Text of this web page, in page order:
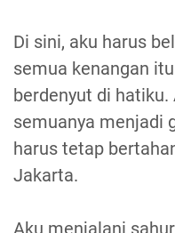
Di sini, aku harus
semua kenangan
berdenyut di
semuanya menjadi
harus tetap
Jakarta.
Aku menjalani